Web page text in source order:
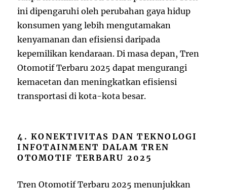
ini dipengaruhi oleh perubahan gaya hidup
konsumen yang lebih mengutamakan
kenyamanan dan efisiensi daripada
kepemilikan kendaraan. Di masa depan, Tren
Otomotif Terbaru 2025 dapat mengurangi
kemacetan dan meningkatkan efisiensi
transportasi di kota-kota besar.
4. KONEKTIVITAS DAN TEKNOLOGI
INFOTAINMENT DALAM TREN
OTOMOTIF TERBARU 2025
Tren Otomotif Terbaru 2025 menunjukkan